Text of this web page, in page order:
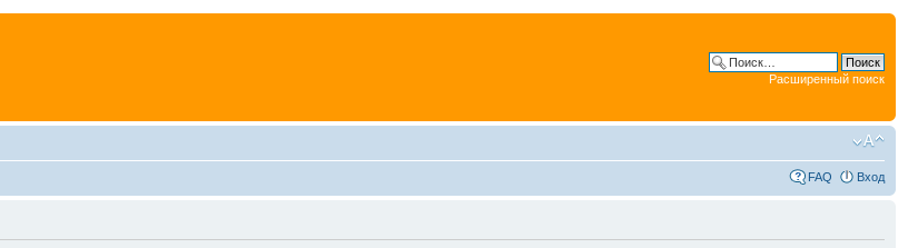
Расширенный поиск
FAQ Вход